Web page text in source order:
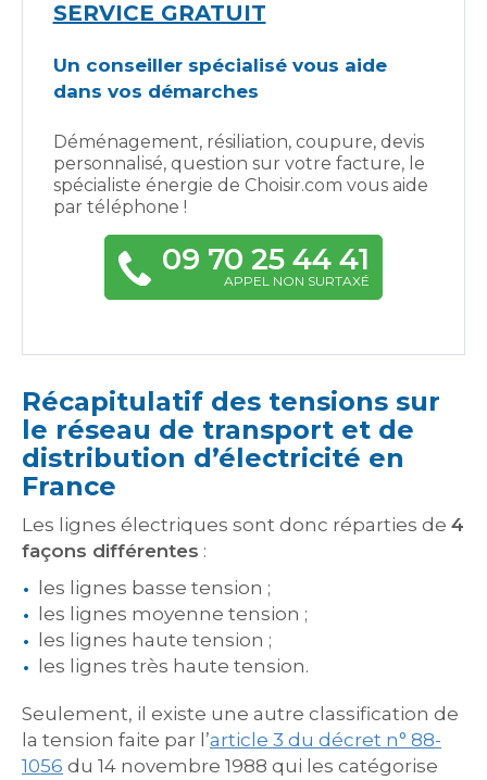
SERVICE GRATUIT
Un conseiller spécialisé vous aide
dans vos démarches
Déménagement, résiliation, coupure, devis
personnalisé, question sur votre facture, le
spécialiste énergie de Choisir.com vous aide
par téléphone !
09 70 25 44 41
APPEL NON SURTAXÉ
Récapitulatif des tensions sur
le réseau de transport et de
distribution d’électricité en
France
Les lignes électriques sont donc réparties de 4
façons différentes :
les lignes basse tension ;
les lignes moyenne tension ;
les lignes haute tension ;
les lignes très haute tension.
Seulement, il existe une autre classification de
la tension faite par l’article 3 du décret n° 88-
1056 du 14 novembre 1988 qui les catégorise